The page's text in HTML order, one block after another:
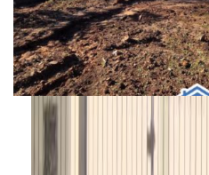
Área
Campo Grande / MS